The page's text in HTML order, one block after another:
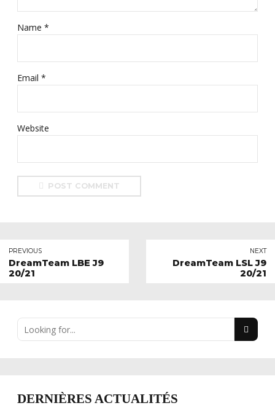
Name *
Email *
Website
POST COMMENT
PREVIOUS
DreamTeam LBE J9
20/21
NEXT
DreamTeam LSL J9
20/21
DERNIÈRES ACTUALITÉS